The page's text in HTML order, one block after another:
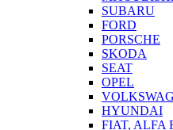
SUBARU
FORD
PORSCHE
SKODA
SEAT
OPEL
HYUNDAI
FIAT, ALFA